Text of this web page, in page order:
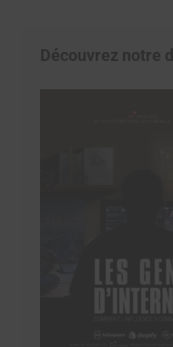
Découvrez notre